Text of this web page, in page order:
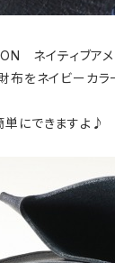
ネイティブア
布をネイビーカ
単にできますよ♪